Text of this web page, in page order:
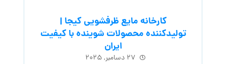
کارخانه مایع ظرفشویی کیجا |
تولیدکننده محصولات شوینده با کیفیت
ایران
۲۷ دسامبر, ۲۰۲۵